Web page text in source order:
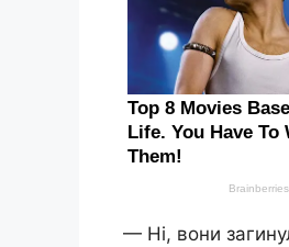
— Ні, вони